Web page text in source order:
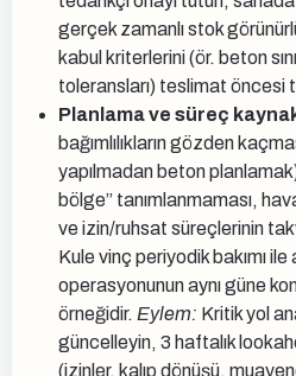
gerçek zamanlı stok
kabul kriterlerini (ör. beton
toleransları) teslimat öncesi
Planlama ve süreç
bağımlılıkların gözden
yapılmadan beton
bölge” tanımlanmaması,
ve izin/ruhsat süreçlerinin
Kule vinç periyodik bakımı ile
operasyonunun aynı güne
örneğidir. Eylem: Kritik yol
güncelleyin, 3 haftalık
(izinler, kalıp dönüşü,